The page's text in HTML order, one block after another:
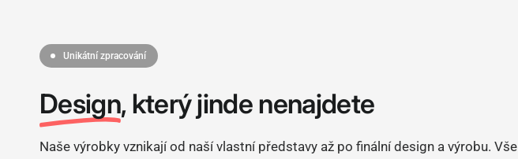
Unikátní zpracování
Design, který jinde nenajdete
Naše výrobky vznikají od naší vlastní představy až po finální design a výrobu. Vše